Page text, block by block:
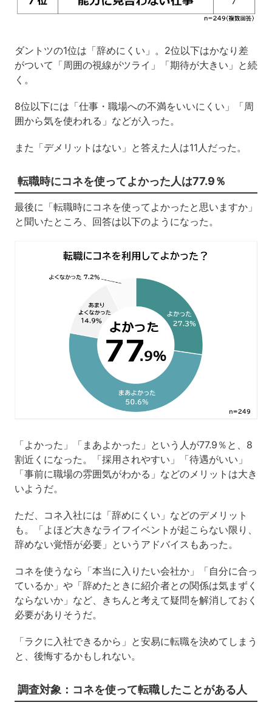
ダントツの1位は「辞めにくい」。2位以下はかなり差
がついて「周囲の視線がツライ」「期待が大きい」と続
く。
8位以下には「仕事・職場への不満をいいにくい」「周
囲から気を使われる」などが入った。
また「デメリットはない」と答えた人は11人だった。
転職時にコネを使ってよかった人は77.9％
最後に「転職時にコネを使ってよかったと思いますか」
と聞いたところ、回答は以下のようになった。
「よかった」「まあよかった」という人が77.9％と、8
割近くになった。「採用されやすい」「待遇がいい」
「事前に職場の雰囲気がわかる」などのメリットは大き
いようだ。
ただ、コネ入社には「辞めにくい」などのデメリット
も。「よほど大きなライフイベントが起こらない限り、
辞めない覚悟が必要」というアドバイスもあった。
コネを使うなら「本当に入りたい会社か」「自分に合っ
ているか」や「辞めたときに紹介者との関係は気まずく
ならないか」など、きちんと考えて疑問を解消しておく
必要がありそうだ。
「ラクに入社できるから」と安易に転職を決めてしまう
と、後悔するかもしれない。
調査対象：コネを使って転職したことがある人